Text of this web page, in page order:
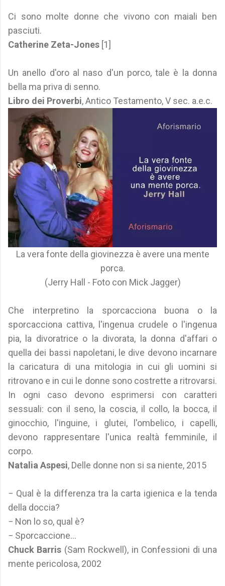
Ci sono molte donne che vivono con maiali ben
pasciuti.
Catherine Zeta-Jones [1]
Un anello d'oro al naso d'un porco, tale è la donna
bella ma priva di senno.
Libro dei Proverbi, Antico Testamento, V sec. a.e.c.
La vera fonte della giovinezza è avere una mente
porca.
(Jerry Hall - Foto con Mick Jagger)
Che interpretino la sporcacciona buona o la
sporcacciona cattiva, l'ingenua crudele o l'ingenua
pia, la divoratrice o la divorata, la donna d'affari o
quella dei bassi napoletani, le dive devono incarnare
la caricatura di una mitologia in cui gli uomini si
ritrovano e in cui le donne sono costrette a ritrovarsi.
In ogni caso devono esprimersi con caratteri
sessuali: con il seno, la coscia, il collo, la bocca, il
ginocchio, l'inguine, i glutei, l'ombelico, i capelli,
devono rappresentare l'unica realtà femminile, il
corpo.
Natalia Aspesi, Delle donne non si sa niente, 2015
− Qual è la differenza tra la carta igienica e la tenda
della doccia?
− Non lo so, qual è?
− Sporcaccione...
Chuck Barris (Sam Rockwell), in Confessioni di una
mente pericolosa, 2002